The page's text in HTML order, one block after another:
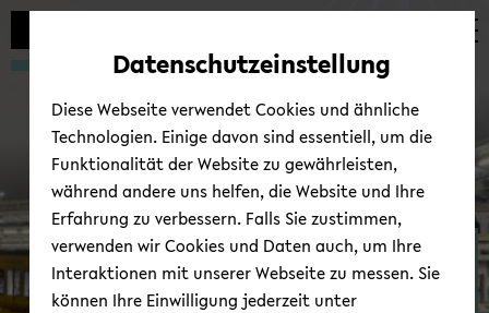
avoid
content
zum
wechseln
zum
wechseln
zum
wechseln
Thin Films & Physics of
Nanos­truc­tures - Vis­i­tors
Datenschutzeinstellung
Diese Webseite verwendet Cookies und ähnliche
Technologien. Einige davon sind essentiell, um die
Funktionalität der Website zu gewährleisten,
während andere uns helfen, die Website und Ihre
Erfahrung zu verbessern. Falls Sie zustimmen,
verwenden wir Cookies und Daten auch, um Ihre
Interaktionen mit unserer Webseite zu messen. Sie
können Ihre Einwilligung jederzeit unter